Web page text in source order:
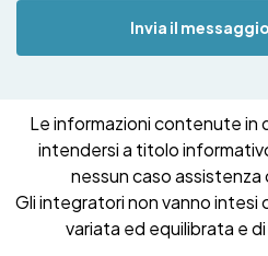
Invia il
Le informazioni contenute in
intendersi a titolo
nessun caso assistenza
Gli integratori non vanno
variata ed equilibrata e